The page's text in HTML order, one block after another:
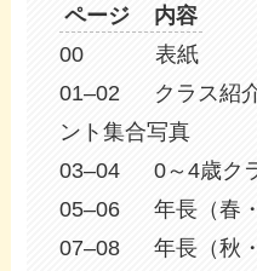
ページ 内容
00 表紙
01–02 クラス紹介
ント集合写真
03–04 0～4歳ク
05–06 年長（春・
07–08 年長（秋・